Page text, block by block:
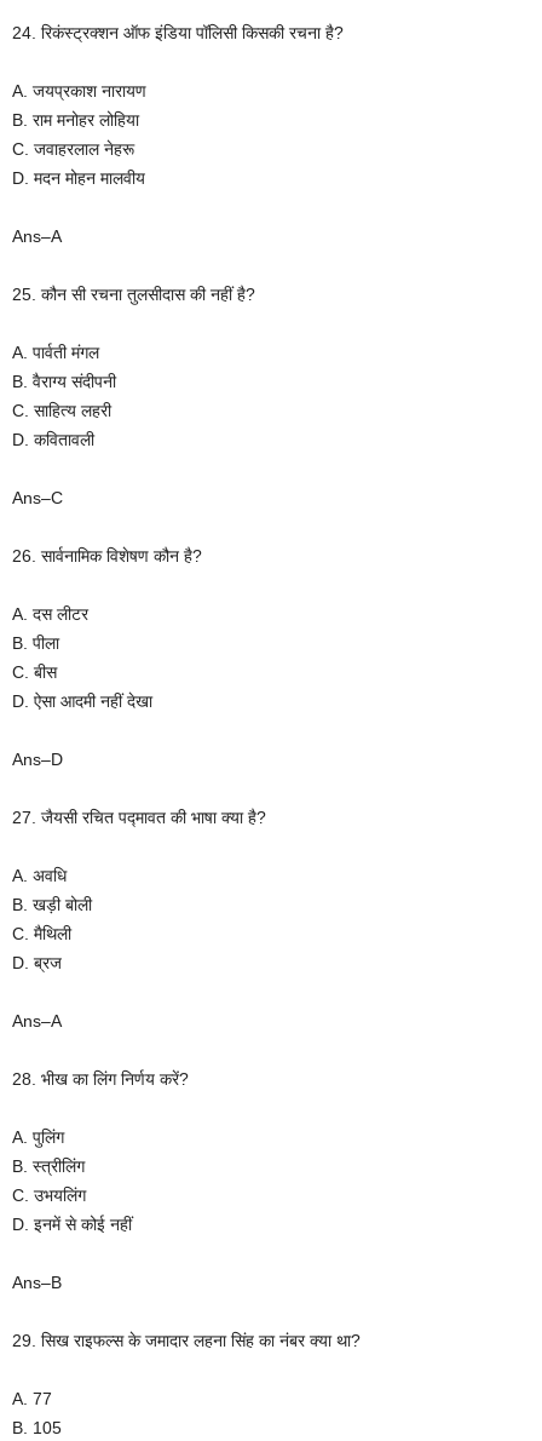
24. रिकंस्ट्रक्शन ऑफ इंडिया पॉलिसी किसकी रचना है?
A. जयप्रकाश नारायण
B. राम मनोहर लोहिया
C. जवाहरलाल नेहरू
D. मदन मोहन मालवीय
Ans–A
25. कौन सी रचना तुलसीदास की नहीं है?
A. पार्वती मंगल
B. वैराग्य संदीपनी
C. साहित्य लहरी
D. कवितावली
Ans–C
26. सार्वनामिक विशेषण कौन है?
A. दस लीटर
B. पीला
C. बीस
D. ऐसा आदमी नहीं देखा
Ans–D
27. जैयसी रचित पद्मावत की भाषा क्या है?
A. अवधि
B. खड़ी बोली
C. मैथिली
D. ब्रज
Ans–A
28. भीख का लिंग निर्णय करें?
A. पुलिंग
B. स्त्रीलिंग
C. उभयलिंग
D. इनमें से कोई नहीं
Ans–B
29. सिख राइफल्स के जमादार लहना सिंह का नंबर क्या था?
A. 77
B. 105